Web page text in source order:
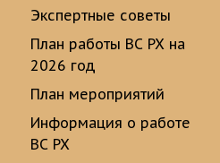
Экспертные советы
План работы ВС РХ на
2026 год
План мероприятий
Информация о работе
ВС РХ